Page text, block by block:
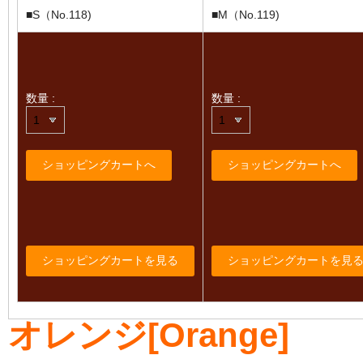
■S（No.118) ■M（No.119)
数量 : 数量 :
オレンジ[Orange]